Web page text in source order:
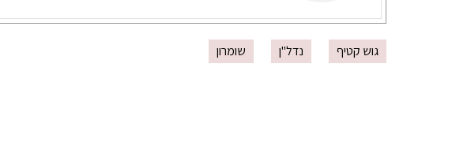
גוש קטיף נדל''ן שומרון